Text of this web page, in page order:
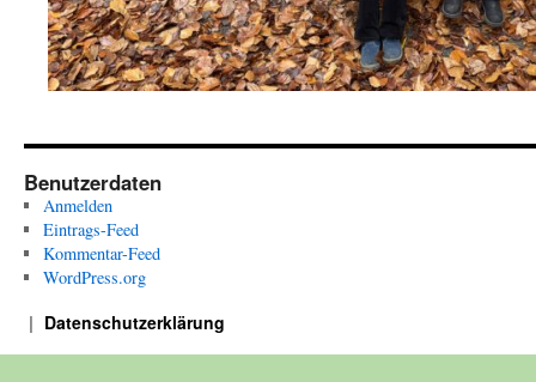
Benutzerdaten
Anmelden
Eintrags-Feed
Kommentar-Feed
WordPress.org
Datenschutzerklärung